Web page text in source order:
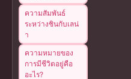
ความสัมพันธ์
ระหว่างชินกับเลน่
า
ความหมายของ
การมีชีวิตอยู่คือ
อะไร?